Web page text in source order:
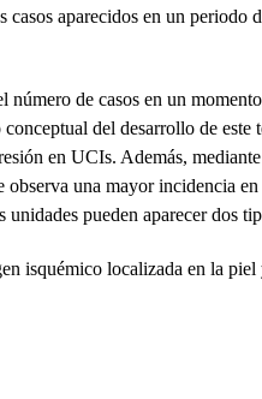
aparecidos en un periodo
número de casos en un
del desarrollo de
en UCIs. Además,
observa una mayor incidencia
pueden aparecer dos
isquémico localizada en la